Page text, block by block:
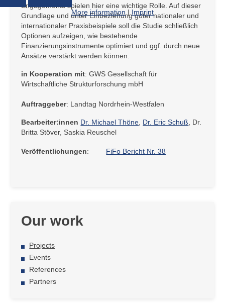
Engagements spielen hier eine wichtige Rolle. Auf dieser
Grundlage und unter Einbeziehung guter nationaler und
internationaler Praxisbeispiele soll die Studie schließlich
Optionen aufzeigen, wie bestehende
Finanzierungsinstrumente optimiert und ggf. durch neue
Ansätze verstärkt werden können.
in Kooperation mit: GWS Gesellschaft für
Wirtschaftliche Strukturforschung mbH
Auftraggeber: Landtag Nordrhein-Westfalen
Bearbeiter:innen Dr. Michael Thöne Dr. Eric Schuß , Dr.
Britta Stöver, Saskia Reuschel
Veröffentlichungen: FiFo Bericht Nr. 38
Our work
Projects
Events
References
Partners
More information | Imprint